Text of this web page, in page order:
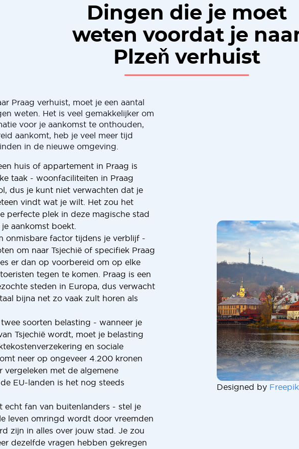
Dingen die je moet
weten voordat je
Plzeň verhuist
Praag verhuist, moet je een aantal
weten. Het is veel gemakkelijker om
voor je aankomst te onthouden,
aankomt, heb je veel meer tijd
in de nieuwe omgeving.
huis of appartement in Praag is
taak - woonfaciliteiten in Praag
dus je kunt niet verwachten dat je
vindt wat je wilt. Het zou het
perfecte plek in deze magische stad
aankomst boekt.
onmisbare factor tijdens je verblijf -
om naar Tsjechië of specifiek Praag
er dan op voorbereid om op elke
tegen te komen. Praag is een
steden in Europa, dus verwacht
bijna net zo vaak zult horen als
soorten belasting - wanneer je
Tsjechië wordt, moet je belasting
en sociale
neer op ongeveer 4.200 kronen
vergeleken met de algemene
EU-landen is het nog steeds
echt fan van buitenlanders - stel je
leven omringd wordt door vreemden
zijn in alles over jouw stad. Je zou
dezelfde vragen hebben gekregen
Designed by